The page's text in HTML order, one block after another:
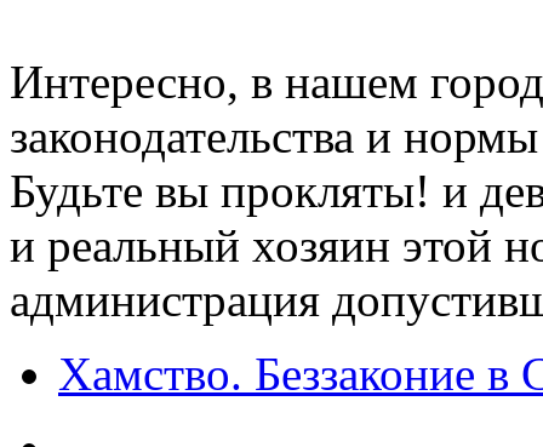
Интересно, в нашем
законодательства и
Будьте вы прокляты! и
и реальный хозяин этой
администрация
Хамство. Беззаконие в